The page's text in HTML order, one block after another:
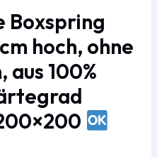
Boxspring
hoch, ohne
100%